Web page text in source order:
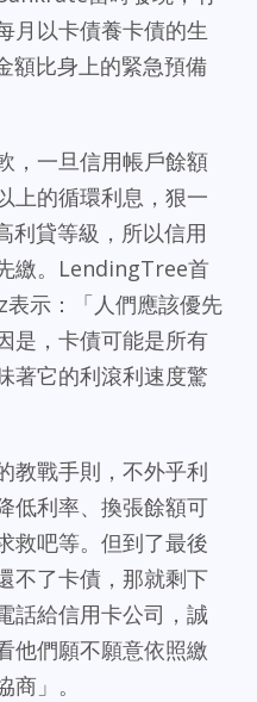
月以卡債養卡債的生
額比身上的緊急預備
，一旦信用帳戶餘額
上的循環利息，狠一
利貸等級，所以信用
繳。LendingTree首
示：「人們應該優先
是，卡債可能是所有
著它的利滾利速度驚
教戰手則，不外乎利
低利率、換張餘額可
救吧等。但到了最後
不了卡債，那就剩下
話給信用卡公司，誠
他們願不願意依照繳
」。